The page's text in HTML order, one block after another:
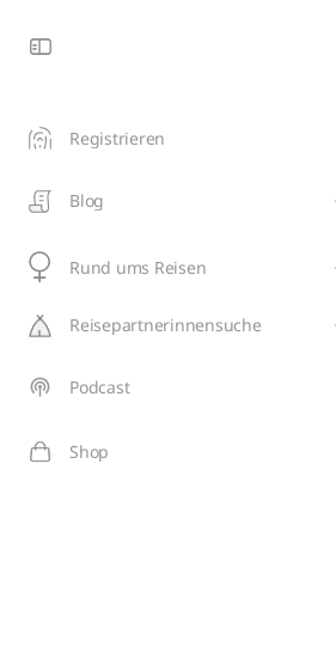
Registrieren
Blog
Rund ums Reisen
Reisepartnerinnensuche
Podcast
Shop